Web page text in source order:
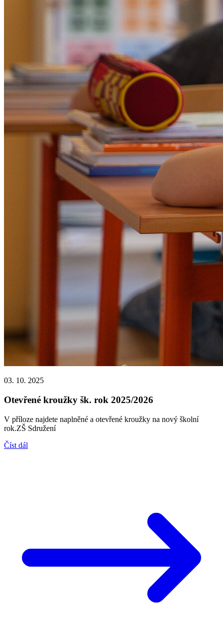
03. 10. 2025
Otevřené kroužky šk. rok 2025/2026
V příloze najdete naplněné a otevřené kroužky na nový školní
rok.ZŠ Sdružení
Číst dál